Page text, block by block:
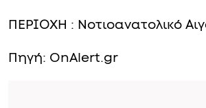
ΠΕΡΙΟΧΗ : Νοτιοανατολικό
Πηγή: OnAlert.gr